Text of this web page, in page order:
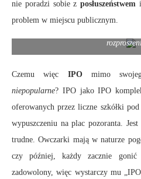
nie poradzi sobie zposłuszeństwem
problem w miejscu publicznym.
Czemu więc IPOmimo
niepopularne? IPO jako IPO
oferowanych przez liczne szkółki
wypuszczeniu na plac pozoranta.
trudne. Owczarki mają w naturze
czy później, każdy zacznie gonić
zadowolony, więc wystarczy mu